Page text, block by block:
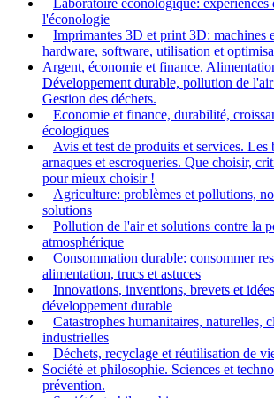
Laboratoire éconologique: expériences
l'éconologie
Imprimantes 3D et print 3D: machines
hardware, software, utilisation et
Argent, économie et finance.
Développement durable, pollution de l'air
Gestion des déchets.
Economie et finance, durabilité,
écologiques
Avis et test de produits et services. Les
arnaques et escroqueries. Que choisir,
pour mieux choisir !
Agriculture: problèmes et pollutions,
solutions
Pollution de l'air et solutions contre la
atmosphérique
Consommation durable: consommer
alimentation, trucs et astuces
Innovations, inventions, brevets et
développement durable
Catastrophes humanitaires, naturelles,
industrielles
Déchets, recyclage et réutilisation de
Société et philosophie. Sciences et
prévention.